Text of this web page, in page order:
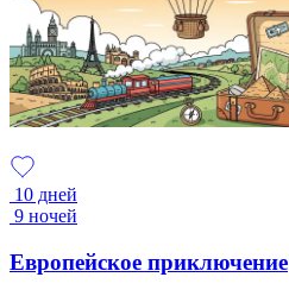
10 дней
9 ночей
Европейское приключение